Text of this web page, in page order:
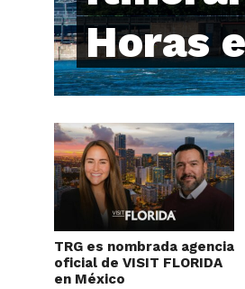
Horas
TRG es nombrada agencia
oficial de VISIT FLORIDA
en México